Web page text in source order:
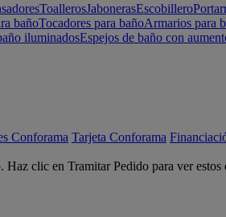
ToallerosJabonerasEscobillero
bañoTocadores para bañoArmarios para
iluminadosEspejos de baño con
Conforama Tarjeta Conforama
clic en Tramitar Pedido para ver estos